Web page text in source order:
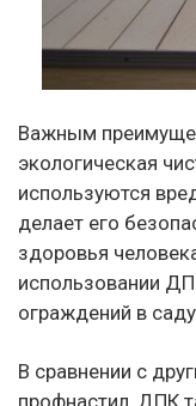
Важным
экологическая
используются
делает его
здоровья
использовании
ограждений в
В сравнении с